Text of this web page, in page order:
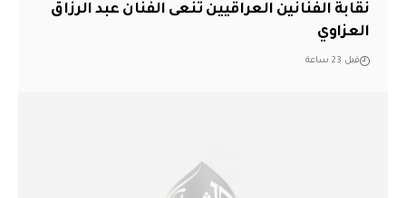
نقابة الفنانين العراقيين تنعى الفنان عبد الرزاق
العزاوي
قبل 23 ساعة